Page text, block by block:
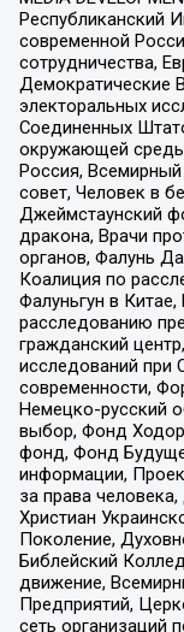
Республиканский
современной
сотрудничества,
Демократические
электоральных
Соединенных
окружающей
Россия, Всемирный
совет, Человек в
Джеймстаунский
дракона, Врачи
органов, Фалунь
Коалиция по
Фалуньгун в
расследованию
гражданский
исследований при
современности,
Немецко-русский
выбор, Фонд
фонд, Фонд
информации,
за права
Христиан
Поколение,
Библейский
движение,
Предприятий,
сеть организаций